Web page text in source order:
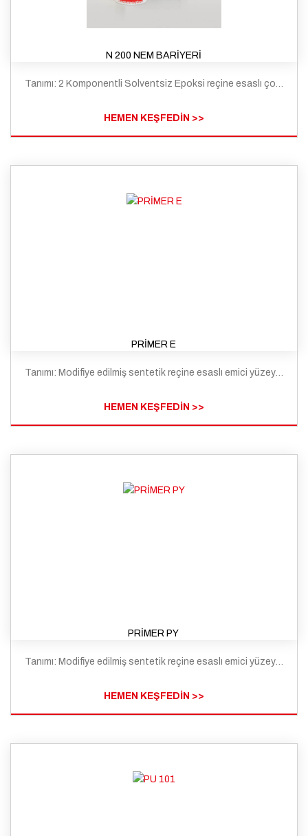
N 200 NEM BARİYERİ
Tanımı: 2 Komponentli Solventsiz Epoksi reçine esaslı çok düşük viskoziteli bir nem bariyeridir.
HEMEN KEŞFEDİN >>
PRİMER E
Tanımı: Modifiye edilmiş sentetik reçine esaslı emici yüzeyler için hazırlanmış uygulama öncesi yüzeylerin emiciliğini azaltan ve aderans sağlayan astar malzemesidir.
HEMEN KEŞFEDİN >>
PRİMER PY
Tanımı: Modifiye edilmiş sentetik reçine esaslı emici yüzeyler için hazırlanmış uygulama öncesi yüzeylerin emiciliğini azaltan ve aderans sağlayan astar malzemesidir.
HEMEN KEŞFEDİN >>